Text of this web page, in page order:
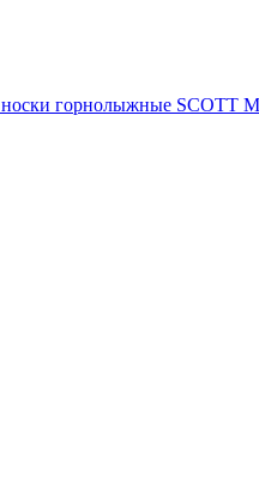
носки горнолыжные SCOTT